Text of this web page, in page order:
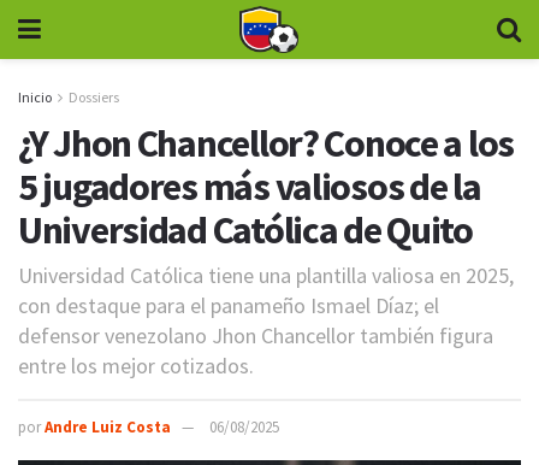
Inicio Dossiers
¿Y Jhon Chancellor? Conoce a los
5 jugadores más valiosos de la
Universidad Católica de Quito
Universidad Católica tiene una plantilla valiosa en 2025,
con destaque para el panameño Ismael Díaz; el
defensor venezolano Jhon Chancellor también figura
entre los mejor cotizados.
porAndre Luiz Costa 06/08/2025